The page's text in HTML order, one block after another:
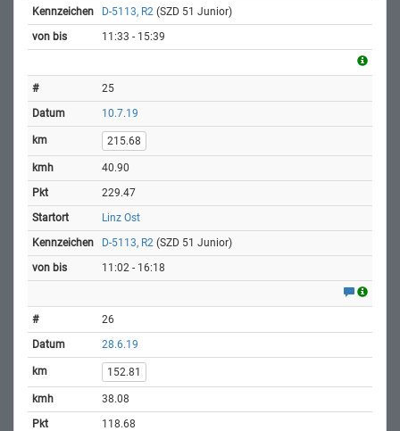
D-5113, R2 (SZD 51 Junior)
11:33 - 15:39
25
10.7.19
215.68
40.90
229.47
Linz Ost
D-5113, R2 (SZD 51 Junior)
11:02 - 16:18
26
28.6.19
152.81
38.08
118.68